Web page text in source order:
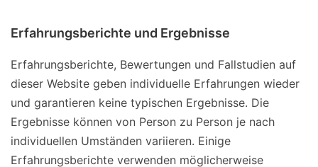
Erfahrungsberichte und Ergebnisse
Erfahrungsberichte, Bewertungen und Fallstudien auf
dieser Website geben individuelle Erfahrungen wieder
und garantieren keine typischen Ergebnisse. Die
Ergebnisse können von Person zu Person je nach
individuellen Umständen variieren. Einige
Erfahrungsberichte verwenden möglicherweise